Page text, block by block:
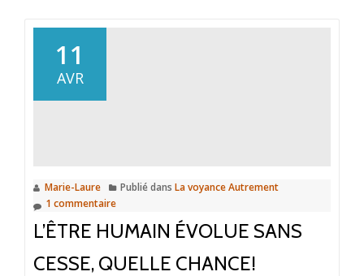
11
AVR
Marie-Laure Publié dans La voyance Autrement
1 commentaire
L’ÊTRE HUMAIN ÉVOLUE SANS
CESSE, QUELLE CHANCE!